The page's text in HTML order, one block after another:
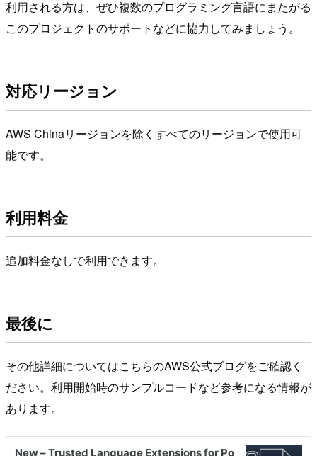
利用される方は、ぜひ複数のプログラミング言語にまたがる
このプロジェクトのサポートなどに協力してみましょう。
対応リージョン
AWS Chinaリージョンを除くすべてのリージョンで使用可
能です。
利用料金
追加料金なしで利用できます。
最後に
その他詳細についてはこちらのAWS公式ブログをご確認く
ださい。利用開始時のサンプルコードなど参考になる情報が
あります。